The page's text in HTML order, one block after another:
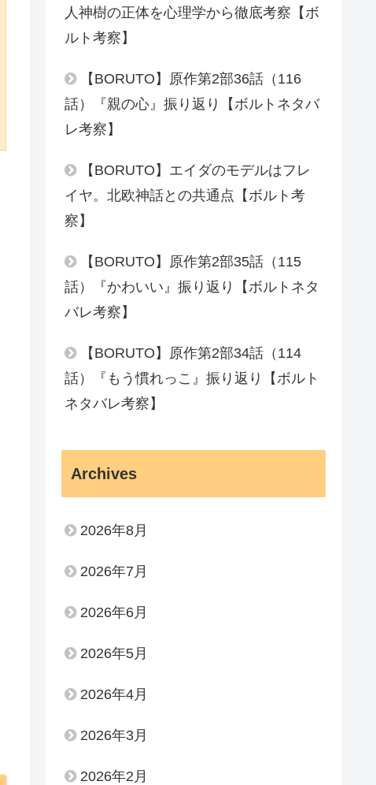
人神樹の正体を心理学から徹底考察【ボ
ルト考察】
【BORUTO】原作第2部36話（116
話）『親の心』振り返り【ボルトネタバ
レ考察】
【BORUTO】エイダのモデルはフレ
イヤ。北欧神話との共通点【ボルト考
察】
【BORUTO】原作第2部35話（115
話）『かわいい』振り返り【ボルトネタ
バレ考察】
【BORUTO】原作第2部34話（114
話）『もう慣れっこ』振り返り【ボルト
ネタバレ考察】
Archives
2026年8月
2026年7月
2026年6月
2026年5月
2026年4月
2026年3月
2026年2月